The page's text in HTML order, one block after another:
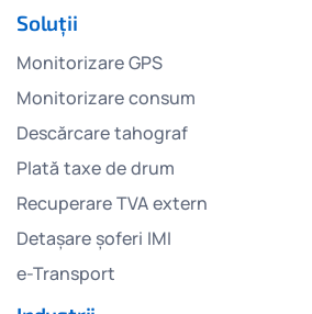
Soluții
Monitorizare GPS
Monitorizare consum
Descărcare tahograf
Plată taxe de drum
Recuperare TVA extern
Detașare șoferi IMI
e-Transport